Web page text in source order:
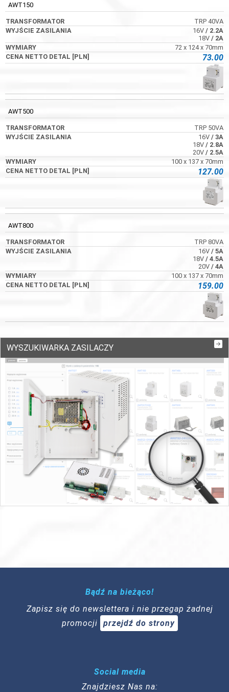
AWT150
TRP 40VA
16V / 2.2A
18V / 2A
72 x 124 x 70mm
73.00
AWT500
TRP 50VA
16V / 3A
18V / 2.8A
20V / 2.5A
100 x 137 x 70mm
127.00
AWT800
TRP 80VA
16V / 5A
18V / 4.5A
20V / 4A
100 x 137 x 70mm
159.00
WYSZUKIWARKA ZASILACZY
Bądź na bieżąco!
Zapisz się do newslettera i nie przegap żadnej
promocji
przejdź do strony
Social media
Znajdziesz Nas na: